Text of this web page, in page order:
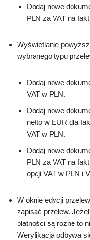
Dodaj nowe
PLN za VAT na
Wyświetlanie
wybranego typu
Dodaj nowe
VAT w PLN.
Dodaj nowe
netto w EUR dla
VAT w PLN.
Dodaj nowe
PLN za VAT na
opcji VAT w PLN i
W oknie edycji
zapisać przelew.
płatności są rożne to
Weryfikacja odbywa